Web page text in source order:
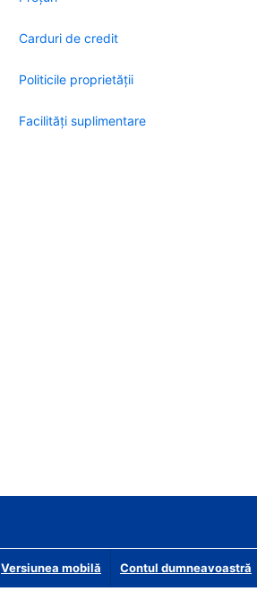
Carduri de credit
Politicile proprietății
Facilităţi suplimentare
Versiunea mobilă Contul dumneavoastră